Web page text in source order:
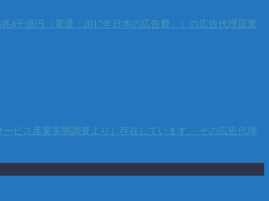
4千億円（電通「2017年日本の広告費」）の広告代理店業
ビス産業実態調査より）存在しています。 その広告代理